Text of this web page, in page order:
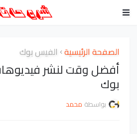
الصفحة الرئيسية الفيس بوك
أفضل وقت لنشر
بوك
بواسطة محمد